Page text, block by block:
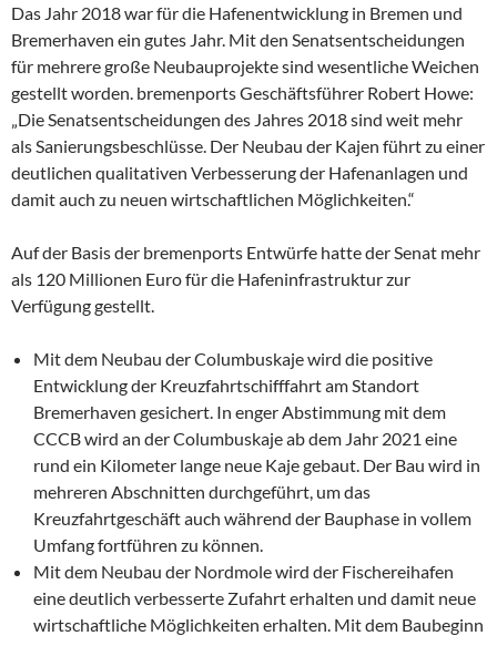
Das Jahr 2018 war für die Hafenentwicklung in Bremen und
Bremerhaven ein gutes Jahr. Mit den Senatsentscheidungen
für mehrere große Neubauprojekte sind wesentliche Weichen
gestellt worden. bremenports Geschäftsführer Robert Howe:
„Die Senatsentscheidungen des Jahres 2018 sind weit mehr
als Sanierungsbeschlüsse. Der Neubau der Kajen führt zu einer
deutlichen qualitativen Verbesserung der Hafenanlagen und
damit auch zu neuen wirtschaftlichen Möglichkeiten.“
Auf der Basis der bremenports Entwürfe hatte der Senat mehr
als 120 Millionen Euro für die Hafeninfrastruktur zur
Verfügung gestellt.
Mit dem Neubau der Columbuskaje wird die positive
Entwicklung der Kreuzfahrtschifffahrt am Standort
Bremerhaven gesichert. In enger Abstimmung mit dem
CCCB wird an der Columbuskaje ab dem Jahr 2021 eine
rund ein Kilometer lange neue Kaje gebaut. Der Bau wird in
mehreren Abschnitten durchgeführt, um das
Kreuzfahrtgeschäft auch während der Bauphase in vollem
Umfang fortführen zu können.
Mit dem Neubau der Nordmole wird der Fischereihafen
eine deutlich verbesserte Zufahrt erhalten und damit neue
wirtschaftliche Möglichkeiten erhalten. Mit dem Baubeginn